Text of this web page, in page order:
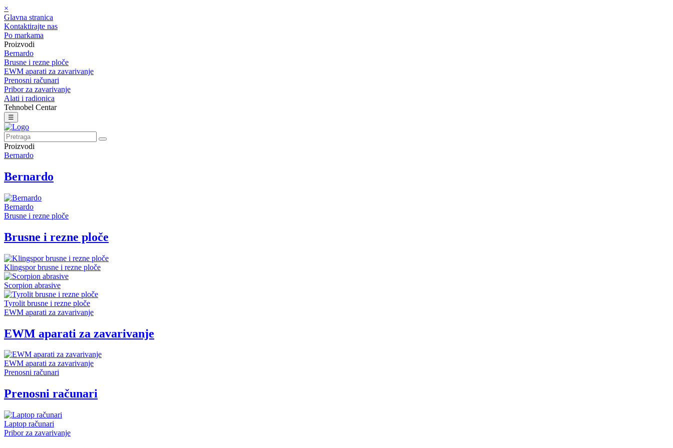
×
Glavna stranica
Kontaktirajte nas
Po markama
Proizvodi
Bernardo
Brusne i rezne ploče
EWM aparati za zavarivanje
Prenosni računari
Pribor za zavarivanje
Alati i radionica
Tehnobel Centar
☰
Proizvodi
Bernardo
Bernardo
Bernardo
Brusne i rezne ploče
Brusne i rezne ploče
Klingspor brusne i rezne ploče
Scorpion abrasive
Tyrolit brusne i rezne ploče
EWM aparati za zavarivanje
EWM aparati za zavarivanje
EWM aparati za zavarivanje
Prenosni računari
Prenosni računari
Laptop računari
Pribor za zavarivanje